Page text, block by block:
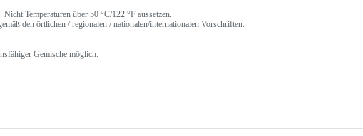
Temperaturen über 50 °C/122 °F aussetzen.
den örtlichen / regionalen / nationalen/internationalen Vorschriften.
Gemische möglich.